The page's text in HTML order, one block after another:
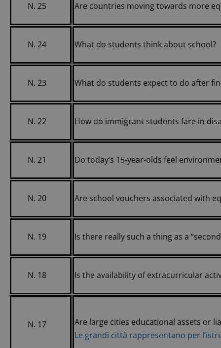
N. 25 Are countries moving towards more
N. 24 What do students think about school?
N. 23 What do students expect to do after
N. 22 How do immigrant students fare in
N. 21 Do today’s 15-year-olds feel
N. 20 Are school vouchers associated with
N. 19 Is there really such a thing as a
N. 18 Is the availability of extracurricular
N. 17
Are large cities educational assets or
Le grandi città rappresentano per